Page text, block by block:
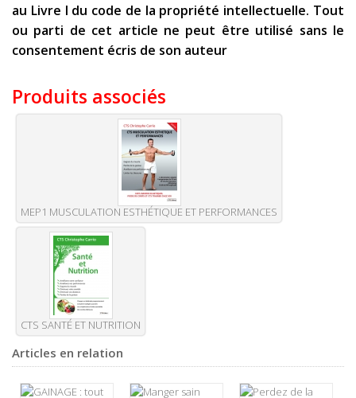
au Livre I du code de la propriété intellectuelle. Tout
ou parti de cet article ne peut être utilisé sans le
consentement écris de son auteur
Produits associés
MEP1 MUSCULATION ESTHÉTIQUE ET PERFORMANCES
CTS SANTÉ ET NUTRITION
Articles en relation